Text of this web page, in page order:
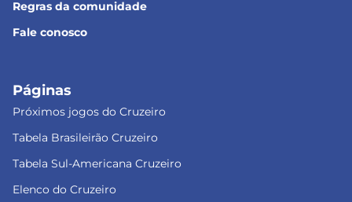
Regras da comunidade
Fale conosco
Páginas
Próximos jogos do Cruzeiro
Tabela Brasileirão Cruzeiro
Tabela Sul-Americana Cruzeiro
Elenco do Cruzeiro